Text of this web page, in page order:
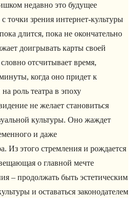
недавно это будущее
точки зрения интернет-культуры
длится, пока не окончательно
доигрывать карты своей
отсчитывает время,
когда оно придет к
роль театра в эпоху
не желает становиться
культуры. Оно жаждет
и даже
Из этого стремления и рождается
о главной мечте
– продолжать быть эстетическим
и оставаться законодателем